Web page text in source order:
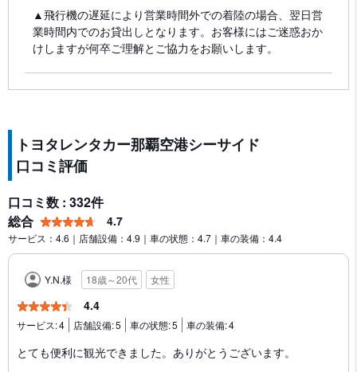
▲飛行機の遅延により営業時間外での着陸の場合、翌日営
業時間内でのお貸出しとなります。お客様にはご迷惑おか
けしますが何卒ご理解とご協力をお願いします。
トヨタレンタカー那覇空港シーサイド
口コミ評価
口コミ数 : 332件
総合
4.7
サービス：4.6｜店舗設備：4.9｜車の状態：4.7｜車の装備：4.4
Y.N.様 18歳～20代 女性
4.4
サービス:4 店舗設備:5 車の状態:5 車の装備:4
とても便利に観光できました。ありがとうございます。